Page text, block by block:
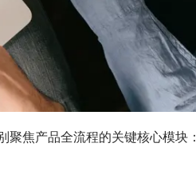
焦产品全流程的关键核心模块：